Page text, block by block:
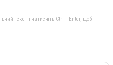
текст і натисніть Ctrl + Enter, щоб